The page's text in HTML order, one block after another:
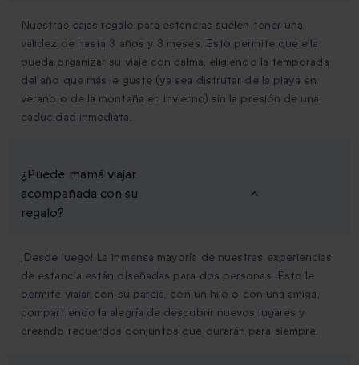
Nuestras cajas regalo para estancias suelen tener una
validez de hasta 3 años y 3 meses. Esto permite que ella
pueda organizar su viaje con calma, eligiendo la temporada
del año que más le guste (ya sea disfrutar de la playa en
verano o de la montaña en invierno) sin la presión de una
caducidad inmediata.
¿Puede mamá viajar
acompañada con su
regalo?
¡Desde luego! La inmensa mayoría de nuestras experiencias
de estancia están diseñadas para dos personas. Esto le
permite viajar con su pareja, con un hijo o con una amiga,
compartiendo la alegría de descubrir nuevos lugares y
creando recuerdos conjuntos que durarán para siempre.